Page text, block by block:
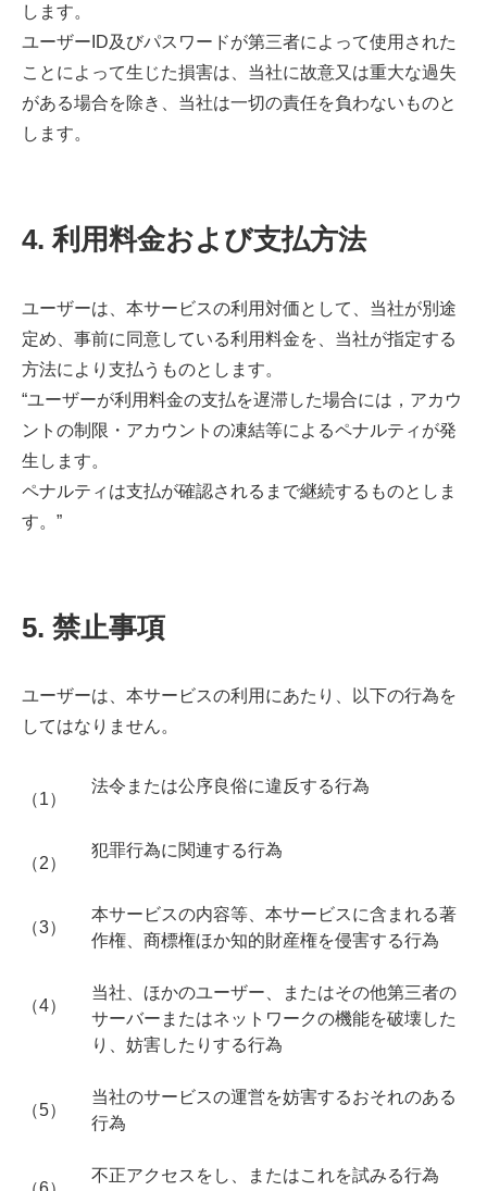
します。
ユーザーID及びパスワードが第三者によって使用された
ことによって生じた損害は、当社に故意又は重大な過失
がある場合を除き、当社は一切の責任を負わないものと
します。
4. 利用料金および支払方法
ユーザーは、本サービスの利用対価として、当社が別途
定め、事前に同意している利用料金を、当社が指定する
方法により支払うものとします。
“ユーザーが利用料金の支払を遅滞した場合には，アカウ
ントの制限・アカウントの凍結等によるペナルティが発
生します。
ペナルティは支払が確認されるまで継続するものとしま
す。”
5. 禁止事項
ユーザーは、本サービスの利用にあたり、以下の行為を
してはなりません。
（1）
法令または公序良俗に違反する行為
（2）
犯罪行為に関連する行為
（3）
本サービスの内容等、本サービスに含まれる著
作権、商標権ほか知的財産権を侵害する行為
（4）
当社、ほかのユーザー、またはその他第三者の
サーバーまたはネットワークの機能を破壊した
り、妨害したりする行為
（5）
当社のサービスの運営を妨害するおそれのある
行為
不正アクセスをし、またはこれを試みる行為